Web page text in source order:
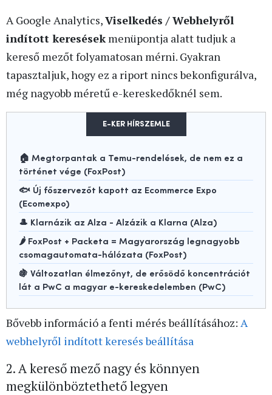
A Google Analytics,Viselkedés / Webhelyről
indított keresésekmenüpontja alatt tudjuk a
kereső mezőt folyamatosan mérni. Gyakran
tapasztaljuk, hogy ez a riport nincs bekonfigurálva,
még nagyobb méretű e-kereskedőknél sem.
E-KER HÍRSZEMLE
🏠 Megtorpantak a Temu-rendelések, de nem ez a
történet vége (FoxPost)
🐟 Új főszervezőt kapott az Ecommerce Expo
(Ecomexpo)
🎩 Klarnázik az Alza - Alzázik a Klarna (Alza)
🌶️ FoxPost + Packeta = Magyarország legnagyobb
csomagautomata-hálózata (FoxPost)
🍇 Változatlan élmezőnyt, de erősödő koncentrációt
lát a PwC a magyar e-kereskedelemben (PwC)
Bővebb információ a fenti mérés beállításához: A
webhelyről indított keresés beállítása
2. A kereső mező nagy és könnyen
megkülönböztethető legyen